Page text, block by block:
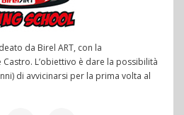
da Birel ART, con la
L’obiettivo è dare la possibilità
di avvicinarsi per la prima volta al